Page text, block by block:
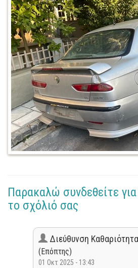
Παρακαλώ συνδεθείτε
το σχόλιό σας
Διεύθυνση
(Επόπτης)
01 Οκτ 2025 - 13:43